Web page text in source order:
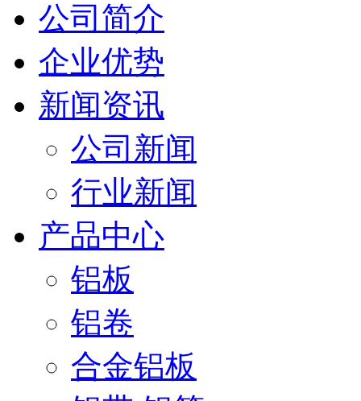
公司简介
企业优势
新闻资讯
公司新闻
行业新闻
产品中心
铝板
铝卷
合金铝板